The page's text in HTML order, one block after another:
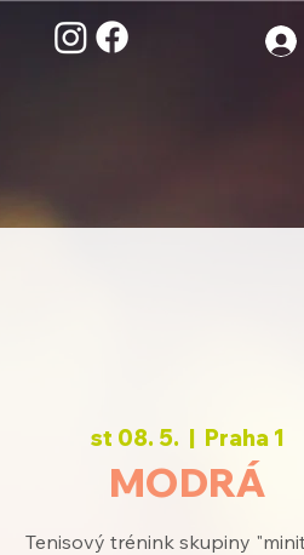
st 08. 5.
  |
Praha 1
MODRÁ
Tenisový trénink skupiny